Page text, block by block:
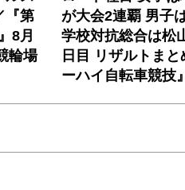
『第
8月
輪場
が大会2連覇 男子
学校対抗総合は松
日目 リザルトま
ーハイ自転車競技』